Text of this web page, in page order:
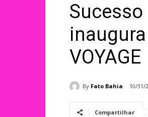
Sucesso
VOYAGE
By Fato Bahia 10/31/
Compartilhar